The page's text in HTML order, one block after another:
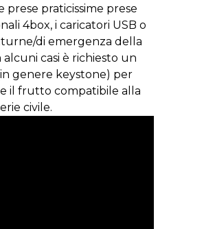
prese praticissime prese
4box, i caricatori USB o
di emergenza della
alcuni casi è richiesto un
genere keystone) per
il frutto compatibile alla
civile.